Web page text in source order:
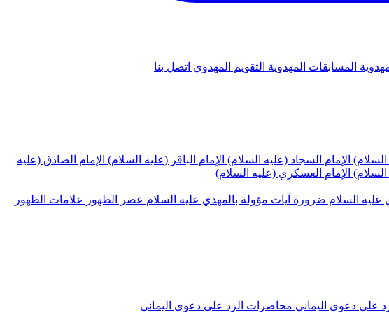
المسابقات المهدوية التقويم المهدوي اتصل بنا
السلام) الإمام السجاد (عليه السلام) الإمام الباقر (عليه السلام) الإمام الصادق (عليه
السلام) الإمام العسكري (عليه السلام)
عليه السلام ضرورة آيات مؤولة بالمهدي عليه السلام عصر الظهور
علامات الظهور
على دعوى اليماني محاضرات الرد على دعوى اليماني